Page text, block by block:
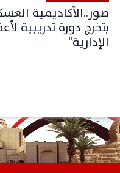
صور..الأكاديمية
بتخرج دورة تدريبية
الإدارية"